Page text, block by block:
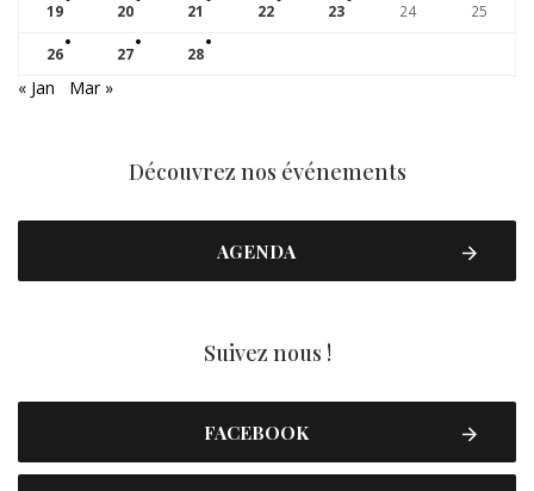
19 20 21 22 23 24 25
26 27 28
« Jan Mar »
Découvrez nos événements
AGENDA
Suivez nous !
FACEBOOK